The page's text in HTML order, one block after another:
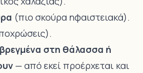
(πιο σκούρα ηφαιστειακά).
βρεγμένα στη θάλασσα ή
— από εκεί προέρχεται και